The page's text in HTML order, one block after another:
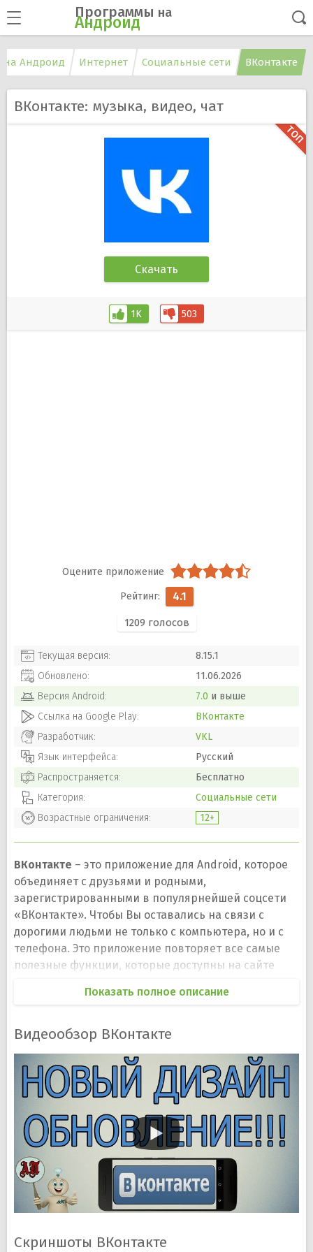
Программы на
Андроид
Андроид Интернет Социальные сети ВКонтакте
ВКонтакте: музыка, видео, чат
Скачать
1K 503
4.1
1209 голосов
Текущая версия:
8.15.1
Обновлено:
11.06.2026
Версия Android: 7.0 и выше
Ссылка на Google Play:
ВКонтакте
Разработчик:
VKL
Язык интерфейса:
Русский
Распространяется:
Бесплатно
Категория:
Социальные сети
Возрастные ограничения:
12+
ВКонтакте – это приложение для Android, которое
объединяет с друзьями и родными,
зарегистрированными в популярнейшей соцсети
«ВКонтакте». Чтобы Вы оставались на связи с
дорогими людьми не только с компьютера, но и с
телефона. Это приложение повторяет все самые
полезные функции, которые доступны на сайте
видео, прослушивание музыки, добавление новых
Обратите внимание, что Вы можете отправлять
картинки, музыку, видео прямо с собственного
телефона. Разработчики заложили в ВКонтакте для
Android некоторые удобные и полезные виджеты
для рабочего стола. Вы можете быстро
прослушивать свои аудиозаписи со странички ВК,
просматривать свежие новости, получать
оповещения о днях рождениях ваших друзей.
Приложение ВКонтакте для Андроид скачать
можно бесплатно и без регистрации с нашего
сайта.
Показать полное описание
Видеообзор ВКонтакте
Скриншоты ВКонтакте